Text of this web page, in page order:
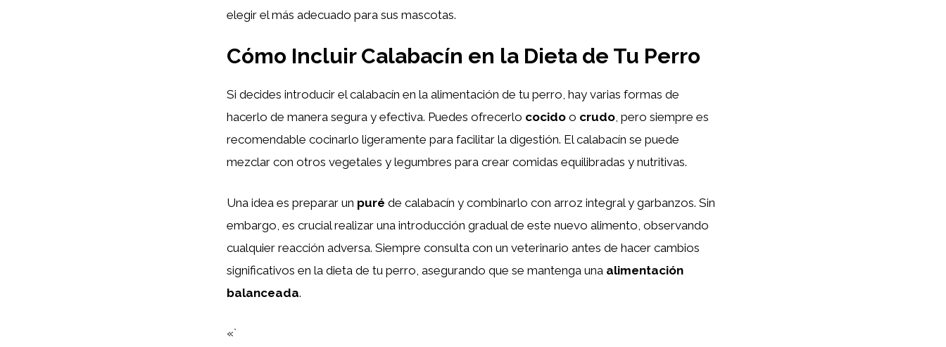
elegir el más adecuado para sus mascotas.
Cómo Incluir Calabacín en la Dieta de Tu Perro
Si decides introducir el calabacín en la alimentación de tu perro, hay varias formas de
hacerlo de manera segura y efectiva. Puedes ofrecerlo cocido o crudo, pero siempre es
recomendable cocinarlo ligeramente para facilitar la digestión. El calabacín se puede
mezclar con otros vegetales y legumbres para crear comidas equilibradas y nutritivas.
Una idea es preparar un puré de calabacín y combinarlo con arroz integral y garbanzos. Sin
embargo, es crucial realizar una introducción gradual de este nuevo alimento, observando
cualquier reacción adversa. Siempre consulta con un veterinario antes de hacer cambios
significativos en la dieta de tu perro, asegurando que se mantenga una alimentación
balanceada.
«`